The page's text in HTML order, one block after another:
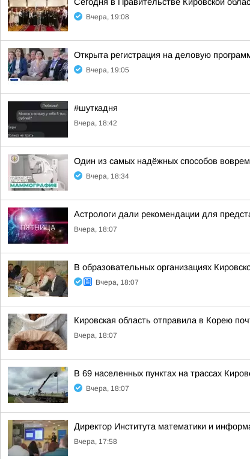
Вчера, 19:08
Открыта регистрация на деловую
Вчера, 19:05
#шуткадня
Вчера, 18:42
Один из самых надёжных способов
Вчера, 18:34
Астрологи дали рекомендации для
Вчера, 18:07
В образовательных организациях
Вчера, 18:07
Кировская область отправила в Корею
Вчера, 18:07
В 69 населенных пунктах на трассах
Вчера, 18:07
Директор Института математики и
Вчера, 17:58